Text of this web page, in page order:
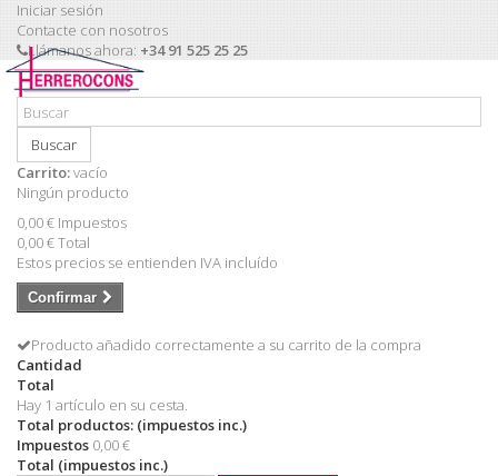
Iniciar sesión
Contacte con nosotros
Llámanos ahora: +34 91 525 25 25
Buscar
Carrito:vacío
Ningún producto
0,00 € Impuestos
0,00 €Total
Estos precios se entienden IVA incluído
Confirmar
Producto añadido correctamente a su carrito de la compra
Cantidad
Total
Hay 1 artículo en su cesta.
Total productos: (impuestos inc.)
Impuestos 0,00 €
Total (impuestos inc.)